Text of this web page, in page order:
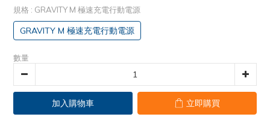
規格 : GRAVITY M 極速充電行動電源
GRAVITY M 極速充電行動電源
數量
加入購物車 立即購買